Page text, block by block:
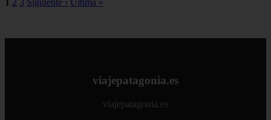
1 2 3 Siguiente › Última »
viajepatagonia.es
viajepatagonia.es